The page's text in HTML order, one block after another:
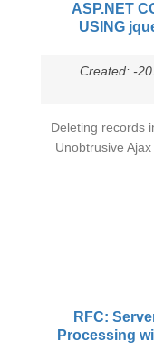
ASP.NET
USING
Created: -
Deleting records
Unobtrusive
RFC:
Processing